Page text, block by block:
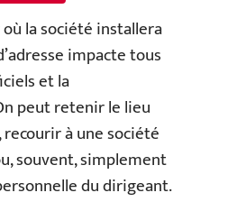
la société installera
impacte tous
et la
peut retenir le lieu
à une société
souvent, simplement
du dirigeant.